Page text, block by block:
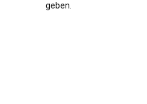
geben.